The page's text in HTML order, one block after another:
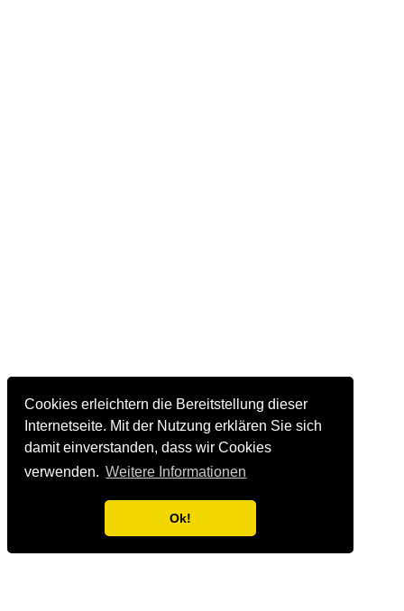
Cookies erleichtern die Bereitstellung dieser
Internetseite. Mit der Nutzung erklären Sie sich
damit einverstanden, dass wir Cookies
verwenden. Weitere Informationen
Ok!